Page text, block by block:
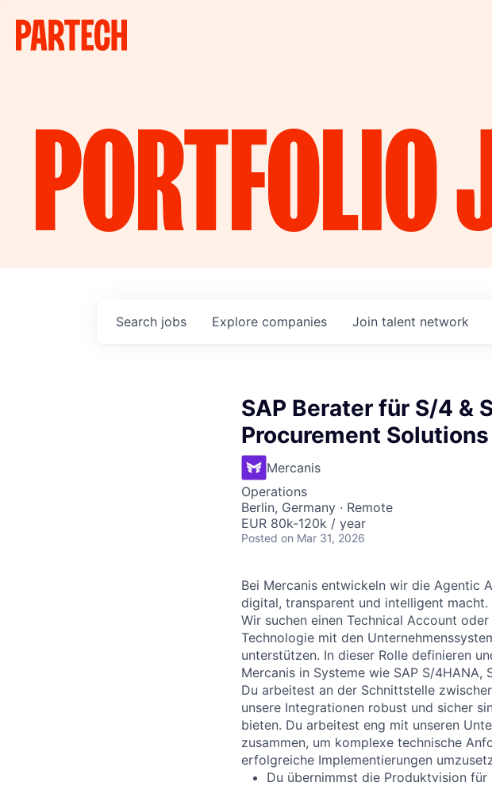
PORTFOLIO
Search jobs Explore companies Join talent network
SAP Berater für S/4 &
Procurement Solutions
Mercanis
Operations
Berlin, Germany · Remote
EUR 80k-120k / year
Posted on Mar 31, 2026
Bei Mercanis entwickeln wir die Agentic
digital, transparent und intelligent macht.
Wir suchen einen Technical Account oder
Technologie mit den
unterstützen. In dieser Rolle definieren
Mercanis in Systeme wie SAP S/4HANA,
Du arbeitest an der Schnittstelle
unsere Integrationen robust und sicher
bieten. Du arbeitest eng mit unseren
zusammen, um komplexe technische
erfolgreiche Implementierungen
Du übernimmst die Produktvision